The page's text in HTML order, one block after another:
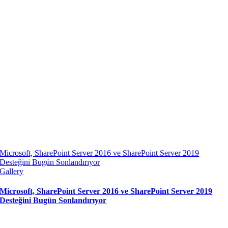
Microsoft, SharePoint Server 2016 ve SharePoint Server 2019
Desteğini Bugün Sonlandırıyor
Gallery
Microsoft, SharePoint Server 2016 ve SharePoint Server 2019
Desteğini Bugün Sonlandırıyor